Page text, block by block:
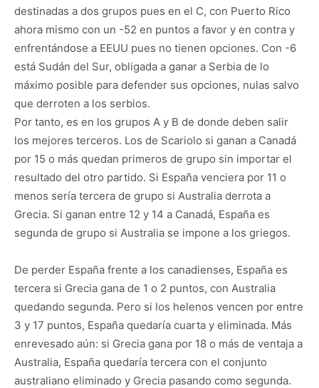
destinadas a dos grupos pues en el C, con Puerto Rico
ahora mismo con un -52 en puntos a favor y en contra y
enfrentándose a EEUU pues no tienen opciones. Con -6
está Sudán del Sur, obligada a ganar a Serbia de lo
máximo posible para defender sus opciones, nulas salvo
que derroten a los serbios.
Por tanto, es en los grupos A y B de donde deben salir
los mejores terceros. Los de Scariolo si ganan a Canadá
por 15 o más quedan primeros de grupo sin importar el
resultado del otro partido. Si España venciera por 11 o
menos sería tercera de grupo si Australia derrota a
Grecia. Si ganan entre 12 y 14 a Canadá, España es
segunda de grupo si Australia se impone a los griegos.
De perder España frente a los canadienses, España es
tercera si Grecia gana de 1 o 2 puntos, con Australia
quedando segunda. Pero si los helenos vencen por entre
3 y 17 puntos, España quedaría cuarta y eliminada. Más
enrevesado aún: si Grecia gana por 18 o más de ventaja a
Australia, España quedaría tercera con el conjunto
australiano eliminado y Grecia pasando como segunda.